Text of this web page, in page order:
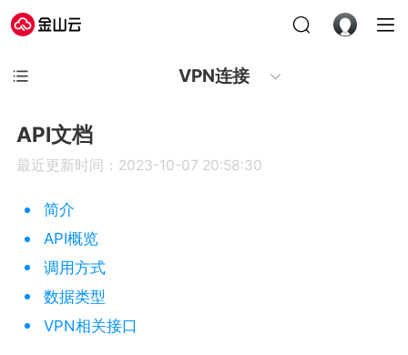
VPN连接
API文档
最近更新时间：2023-10-07 20:58:30
简介
API概览
调用方式
数据类型
VPN相关接口